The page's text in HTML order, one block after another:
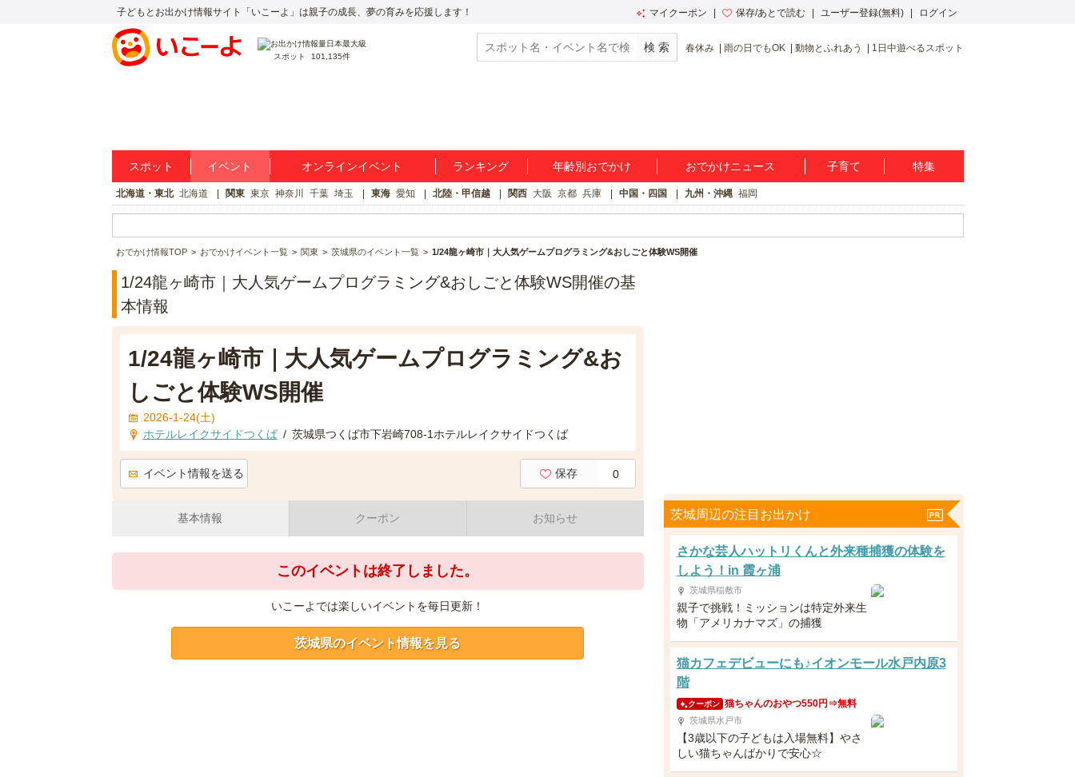
子どもとお出かけ情報サイト「いこーよ」は親子の成長、夢の育みを応援します！ マイクーポン 保存/あとで読む ユーザー登録(無料) ログイン
スポット 101,135件
春休み 雨の日でもOK 動物とふれあう 1日中遊べるスポット
スポット イベント オンラインイベント ランキング 年齢別おでかけ おでかけニュース 子育て 特集
北海道・東北 北海道 関東 東京 神奈川 千葉 埼玉 東海 愛知 北陸・甲信越 関西 大阪 京都 兵庫 中国・四国 九州・沖縄 福岡
おでかけ情報TOP おでかけイベント一覧 関東 茨城県のイベント一覧 1/24龍ヶ崎市｜大人気ゲームプログラミング&おしごと体験WS開催
1/24龍ヶ崎市｜大人気ゲームプログラミング&おしごと体験WS開催の基
本情報
1/24龍ヶ崎市｜大人気ゲームプログラミング&お
しごと体験WS開催
2026-1-24(土)
ホテルレイクサイドつくば / 茨城県つくば市下岩崎708-1ホテルレイクサイドつくば
イベント情報を送る 保存 0
基本情報 クーポン お知らせ
このイベントは終了しました。
いこーよでは楽しいイベントを毎日更新！
茨城県のイベント情報を見る
茨城周辺の注目お出かけ
さかな芸人ハットリくんと外来種捕獲の体験を
しよう！in 霞ヶ浦
茨城県稲敷市
親子で挑戦！ミッションは特定外来生
物「アメリカナマズ」の捕獲
猫カフェデビューにも♪イオンモール水戸内原3
階
クーポン 猫ちゃんのおやつ550円⇒無料
茨城県水戸市
【3歳以下の子どもは入場無料】やさ
しい猫ちゃんばかりで安心☆